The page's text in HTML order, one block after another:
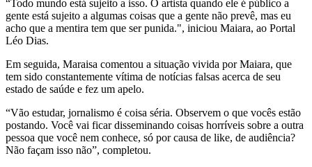
“Todo mundo está sujeito a isso. O artista quando ele é público a
gente está sujeito a algumas coisas que a gente não prevê, mas eu
acho que a mentira tem que ser punida.", iniciou Maiara, ao Portal
Léo Dias.
Em seguida, Maraisa comentou a situação vivida por Maiara, que
tem sido constantemente vítima de notícias falsas acerca de seu
estado de saúde e fez um apelo.
“Vão estudar, jornalismo é coisa séria. Observem o que vocês estão
postando. Você vai ficar disseminando coisas horríveis sobre a outra
pessoa que você nem conhece, só por causa de like, de audiência?
Não façam isso não”, completou.